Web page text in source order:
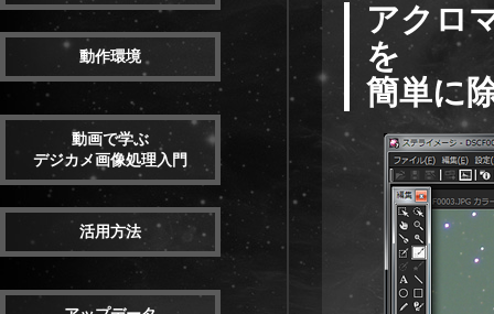
動作環境
動画で学ぶ
デジカメ画像処理入門
活用方法
アクロ
を
簡単に